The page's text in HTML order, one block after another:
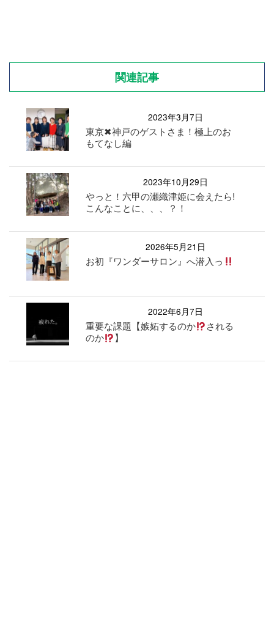
関連記事
2023年3月7日
東京✖︎神戸のゲストさま！極上のお
もてなし編
2023年10月29日
やっと！六甲の瀬織津姫に会えたら!
こんなことに、、、？！
2026年5月21日
お初『ワンダーサロン』へ潜入っ
2022年6月7日
重要な課題【嫉妬するのか
される
のか
】